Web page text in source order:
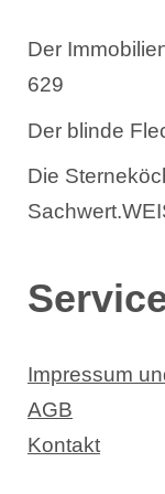
Der
629
Der blinde
Die
Impressum
AGB
Kontakt